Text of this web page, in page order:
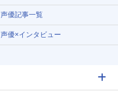
声優記事一覧
声優×インタビュー